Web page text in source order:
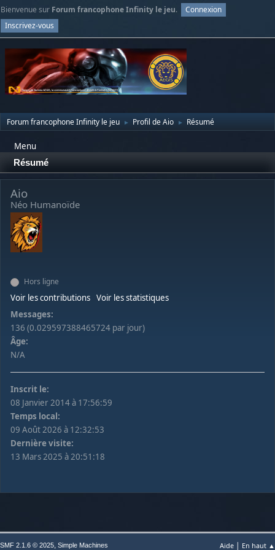
Bienvenue sur Forum francophone Infinity le jeu.
Connexion
Inscrivez-vous
Forum francophone Infinity le jeu ► Profil de Aio ► Résumé
Menu
Résumé
Aio
Néo Humanoïde
Hors ligne
Voir les contributions Voir les statistiques
Messages:
136 (0.029597388465724 par jour)
Âge:
N/A
Inscrit le:
08 Janvier 2014 à 17:56:59
Temps local:
09 Août 2026 à 12:32:53
Dernière visite:
13 Mars 2025 à 20:51:18
Aide En haut ▲
SMF 2.1.6 © 2025, Simple Machines